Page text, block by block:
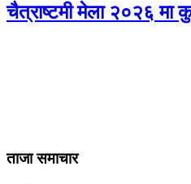
चैत्राष्टमी मेला २०२६ मा
ताजा समाचार